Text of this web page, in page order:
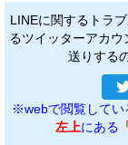
LINEに関するトラ
るツイッターアカ
送りする
※webで閲覧してい
左上にある